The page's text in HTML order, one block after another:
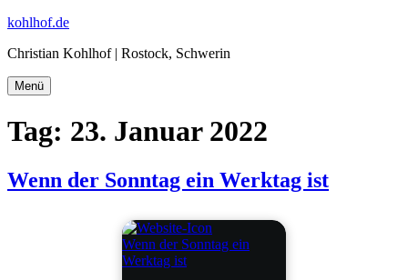
Zum
springen
kohlhof.de
Christian Kohlhof | Rostock, Schwerin
Menü
Tag: 23. Januar 2022
Wenn der Sonntag ein Werktag ist
Wenn der Sonntag ein
Werktag ist